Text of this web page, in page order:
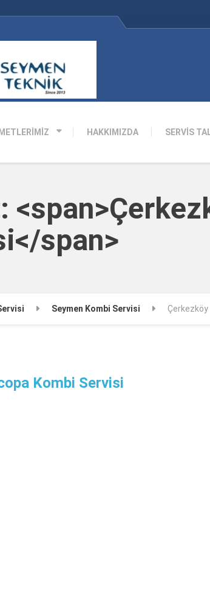
HAKKIMIZDA SERVİS
span>
Seymen Kombi Servisi Çerkezköy
Kombi Servisi